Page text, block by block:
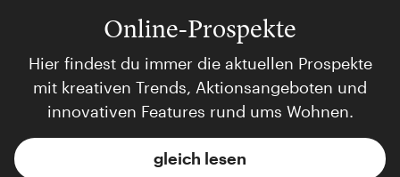
Online-Prospekte
Hier findest du immer die aktuellen Prospekte
mit kreativen Trends, Aktionsangeboten und
innovativen Features rund ums Wohnen.
gleich lesen